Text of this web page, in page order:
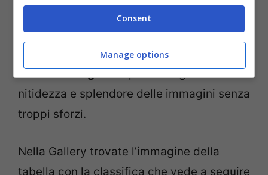
di impostare bene tutte le funzioni. Grazie
al sistema Riconoscimento Scena, la
s’imposta in modo automatico
escatta fotografiesplendide garantendo
nitidezza e splendore delle immagini senza
troppi sforzi.
Nella Gallery trovate l’immagine della
tabella con la classifica che vede a seguire
Consent
Manage options